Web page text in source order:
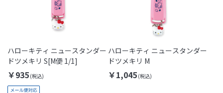
ハローキティ ニュースタンダー
ドツメキリ S[M便 1/1]
￥935
ハローキティ ニュースタンダー
ドツメキリ M
￥1,045